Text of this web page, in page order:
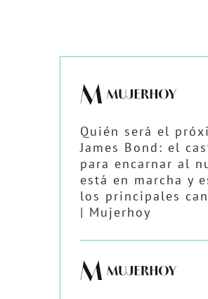
Quién será el
James Bond: el
para encarnar al
está en marcha y
los principales
| Mujerhoy